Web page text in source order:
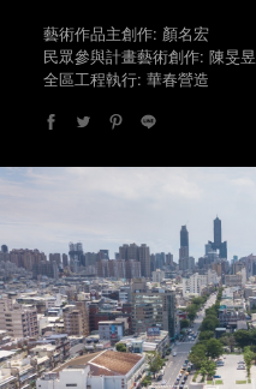
藝術作品主創作: 顏名宏
民眾參與計畫藝術創作: 陳旻昱
全區工程執行: 華春營造